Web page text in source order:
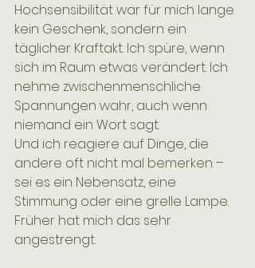
Hochsensibilität war für mich lange
kein Geschenk, sondern ein
täglicher Kraftakt. Ich spüre, wenn
sich im Raum etwas verändert. Ich
nehme zwischenmenschliche
Spannungen wahr, auch wenn
niemand ein Wort sagt.
Und ich reagiere auf Dinge, die
andere oft nicht mal bemerken –
sei es ein Nebensatz, eine
Stimmung oder eine grelle Lampe.
Früher hat mich das sehr
angestrengt.